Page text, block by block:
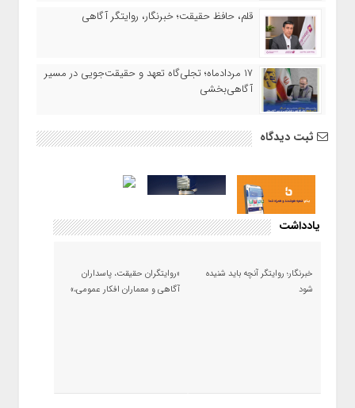
قلم، حافظ حقیقت؛ خبرنگار، روایتگر آگاهی
۱۷ مردادماه‌؛ تجلی‌گاه تعهد و حقیقت‌جویی در مسیر
آگاهی‌بخشی
ثبت دیدگاه
یادداشت
خبرنگار؛ روایتگر آنچه باید شنیده
شود
«روایتگران حقیقت، پاسداران
آگاهی و معماران افکار عمومی،»